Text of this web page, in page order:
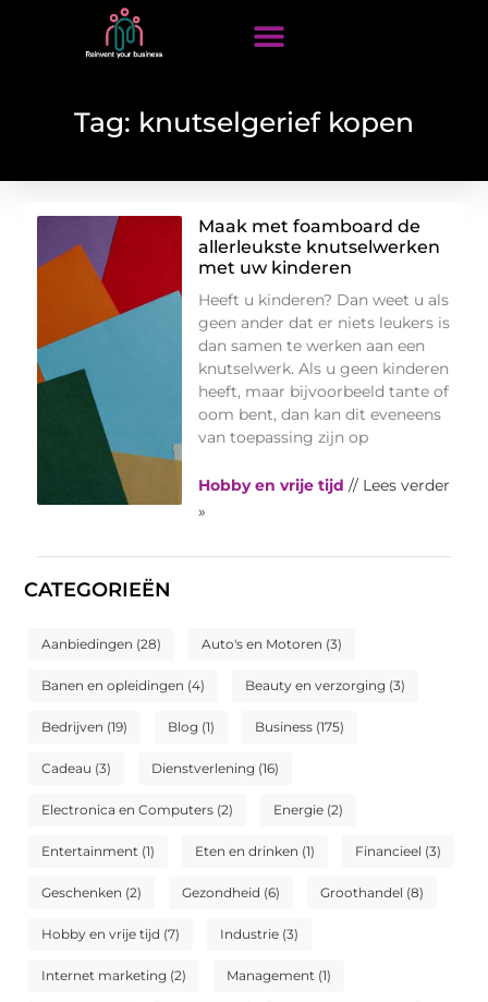
Tag: knutselgerief kopen
CATEGORIEËN
Aanbiedingen (28) Auto's en Motoren (3)
Banen en opleidingen (4) Beauty en verzorging (3)
Bedrijven (19) Blog (1) Business (175)
Cadeau (3) Dienstverlening (16)
Electronica en Computers (2) Energie (2)
Entertainment (1) Eten en drinken (1) Financieel (3)
Geschenken (2) Gezondheid (6) Groothandel (8)
Hobby en vrije tijd (7) Industrie (3)
Internet marketing (2) Management (1)
Maak met foamboard de
allerleukste knutselwerken
met uw kinderen
Heeft u kinderen? Dan weet u als
geen ander dat er niets leukers is
dan samen te werken aan een
knutselwerk. Als u geen kinderen
heeft, maar bijvoorbeeld tante of
oom bent, dan kan dit eveneens
van toepassing zijn op
Hobby en vrije tijd // Lees verder
»